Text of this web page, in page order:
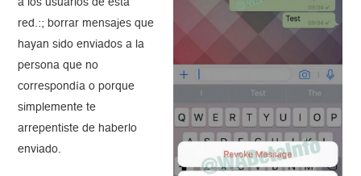
a los usuarios de esta
red.:; borrar mensajes que
hayan sido enviados a la
persona que no
correspondía o porque
simplemente te
arrepentiste de haberlo
enviado.